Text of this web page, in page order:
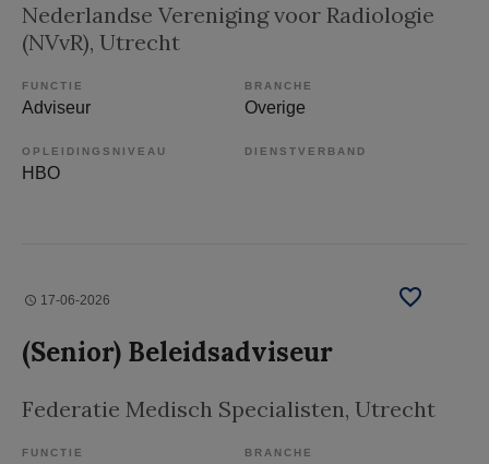
Nederlandse Vereniging voor Radiologie
(NVvR), Utrecht
FUNCTIE
Adviseur
BRANCHE
Overige
OPLEIDINGSNIVEAU
HBO
DIENSTVERBAND
17-06-2026
(Senior) Beleidsadviseur
Federatie Medisch Specialisten, Utrecht
FUNCTIE BRANCHE